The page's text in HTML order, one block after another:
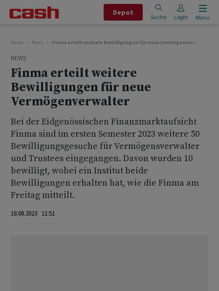
Depot
Suche Login Menu
Home News Finma erteilt weitere Bewilligungen für neue Vermögenverwalter
NEWS
Finma erteilt weitere
Bewilligungen für neue
Vermögenverwalter
Bei der Eidgenössischen Finanzmarktaufsicht
Finma sind im ersten Semester 2023 weitere 50
Bewilligungsgesuche für Vermögensverwalter
und Trustees eingegangen. Davon wurden 10
bewilligt, wobei ein Institut beide
Bewilligungen erhalten hat, wie die Finma am
Freitag mitteilt.
18.08.2023 11:51